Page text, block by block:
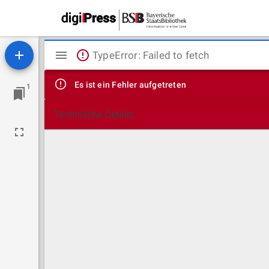
1
Mirador
Viewer
TypeError: Failed to fetch
Es ist ein Fehler aufgetreten
Technische Details